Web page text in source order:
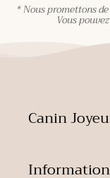
* Nous promettons
Vous
Canin
Information